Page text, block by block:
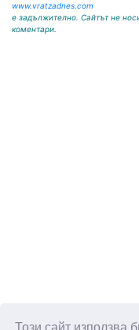
www.vratzadnes.com
е задължително. Сайтът не
коментари.